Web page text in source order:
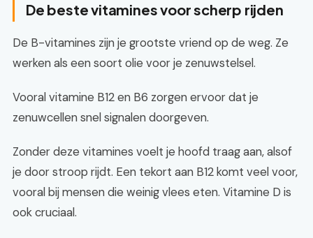
De beste vitamines voor scherp rijden
De B-vitamines zijn je grootste vriend op de weg. Ze
werken als een soort olie voor je zenuwstelsel.
Vooral vitamine B12 en B6 zorgen ervoor dat je
zenuwcellen snel signalen doorgeven.
Zonder deze vitamines voelt je hoofd traag aan, alsof
je door stroop rijdt. Een tekort aan B12 komt veel voor,
vooral bij mensen die weinig vlees eten. Vitamine D is
ook cruciaal.